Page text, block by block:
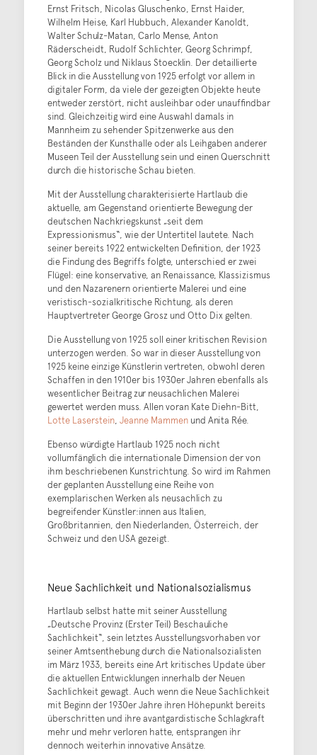
Ernst Fritsch, Nicolas Gluschenko, Ernst Haider,
Wilhelm Heise, Karl Hubbuch, Alexander Kanoldt,
Walter Schulz-Matan, Carlo Mense, Anton
Räderscheidt, Rudolf Schlichter, Georg Schrimpf,
Georg Scholz und Niklaus Stoecklin. Der detaillierte
Blick in die Ausstellung von 1925 erfolgt vor allem in
digitaler Form, da viele der gezeigten Objekte heute
entweder zerstört, nicht ausleihbar oder unauffindbar
sind. Gleichzeitig wird eine Auswahl damals in
Mannheim zu sehender Spitzenwerke aus den
Beständen der Kunsthalle oder als Leihgaben anderer
Museen Teil der Ausstellung sein und einen Querschnitt
durch die historische Schau bieten.
Mit der Ausstellung charakterisierte Hartlaub die
aktuelle, am Gegenstand orientierte Bewegung der
deutschen Nachkriegskunst „seit dem
Expressionismus“, wie der Untertitel lautete. Nach
seiner bereits 1922 entwickelten Definition, der 1923
die Findung des Begriffs folgte, unterschied er zwei
Flügel: eine konservative, an Renaissance, Klassizismus
und den Nazarenern orientierte Malerei und eine
veristisch-sozialkritische Richtung, als deren
Hauptvertreter George Grosz und Otto Dix gelten.
Die Ausstellung von 1925 soll einer kritischen Revision
unterzogen werden. So war in dieser Ausstellung von
1925 keine einzige Künstlerin vertreten, obwohl deren
Schaffen in den 1910er bis 1930er Jahren ebenfalls als
wesentlicher Beitrag zur neusachlichen Malerei
gewertet werden muss. Allen voran Kate Diehn-Bitt,
Lotte Laserstein, Jeanne Mammenund Anita Rée.
Ebenso würdigte Hartlaub 1925 noch nicht
vollumfänglich die internationale Dimension der von
ihm beschriebenen Kunstrichtung. So wird im Rahmen
der geplanten Ausstellung eine Reihe von
exemplarischen Werken als neusachlich zu
begreifender Künstler:innen aus Italien,
Großbritannien, den Niederlanden, Österreich, der
Schweiz und den USA gezeigt.
Neue Sachlichkeit und Nationalsozialismus
Hartlaub selbst hatte mit seiner Ausstellung
„Deutsche Provinz (Erster Teil) Beschauliche
Sachlichkeit“, sein letztes Ausstellungsvorhaben vor
seiner Amtsenthebung durch die Nationalsozialisten
im März 1933, bereits eine Art kritisches Update über
die aktuellen Entwicklungen innerhalb der Neuen
Sachlichkeit gewagt. Auch wenn die Neue Sachlichkeit
mit Beginn der 1930er Jahre ihren Höhepunkt bereits
überschritten und ihre avantgardistische Schlagkraft
mehr und mehr verloren hatte, entsprangen ihr
dennoch weiterhin innovative Ansätze.